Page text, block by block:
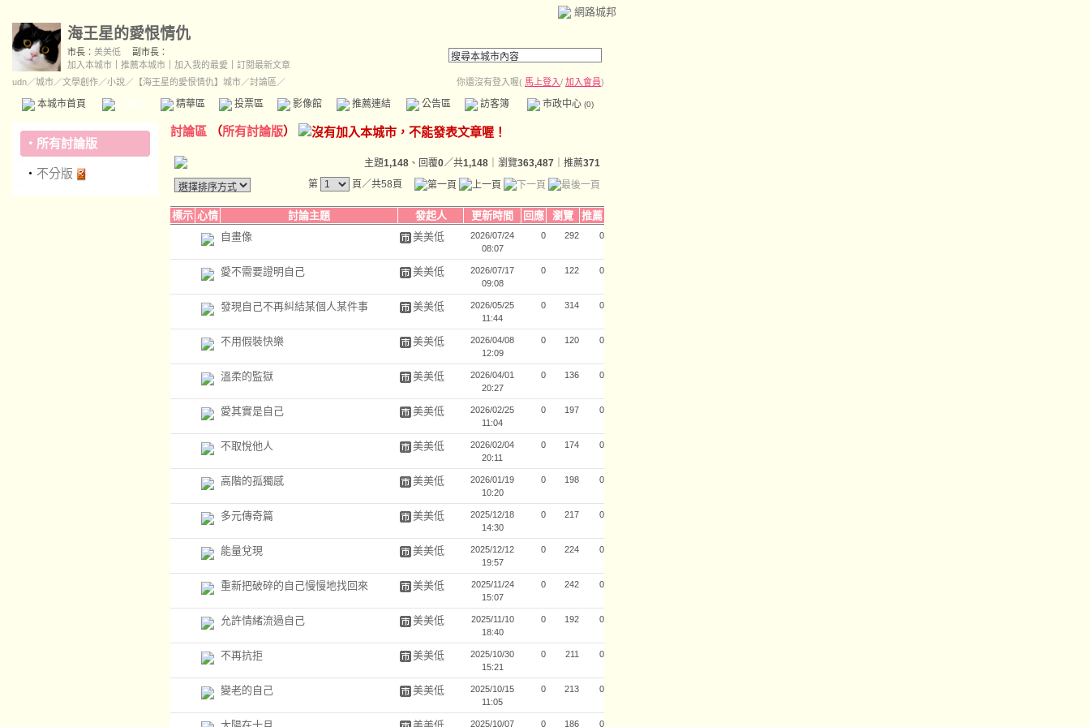
網路城邦
海王星的愛恨情仇
市長： 美美低
副市長：
加入本城市
推薦本城市 加入我的最愛
訂閱最新文章
udn／城市／文學創作／小說／ 【海王星的愛恨情仇】城市／討論區／ 你還沒有登入喔( 馬上登入/ 加入會員)
本城市首頁 精華區 投票區 影像館 推薦連結 公告區 訪客簿 市政中心 (0)
‧ 所有討論版
‧ 不分版
討論區 （所有討論版）
主題1,148 、回覆0／共1,148 ｜瀏覽363,487 ｜推薦371
第
頁／共58頁
標示 心情 討論主題 發起人 更新時間 回應 瀏覽
推薦
自畫像
美美低
2026/07/24
08:07
0 292 0
愛不需要證明自己 美美低
2026/07/17
09:08
0 122 0
發現自己不再糾結某個人某件事 美美低
2026/05/25
11:44
0 314 0
不用假裝快樂 美美低
2026/04/08
12:09
0 120 0
溫柔的監獄 美美低
2026/04/01
20:27
0 136 0
愛其實是自己 美美低
2026/02/25
11:04
0 197 0
不取悅他人 美美低
2026/02/04
20:11
0 174 0
高階的孤獨感 美美低
2026/01/19
10:20
0 198 0
多元傳奇篇 美美低
2025/12/18
14:30
0 217 0
能量兌現 美美低
2025/12/12
19:57
0 224 0
重新把破碎的自己慢慢地找回來 美美低
2025/11/24
15:07
0 242 0
允許情緒流過自己 美美低
2025/11/10
18:40
0 192 0
不再抗拒 美美低
2025/10/30
15:21
0 211 0
變老的自己 美美低
2025/10/15
11:05
0 213 0
2025/10/07 0 186 0